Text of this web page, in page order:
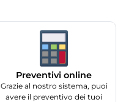
Preventivi online
Grazie al nostro sistema, puoi
avere il preventivo dei tuoi